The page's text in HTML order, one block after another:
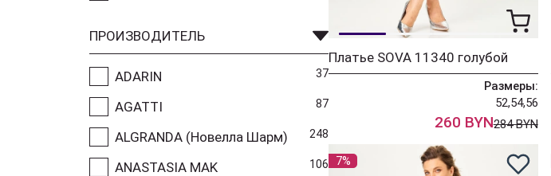
ПРОИЗВОДИТЕЛЬ
ADARIN 37
AGATTI 87
ALGRANDA (Новелла Шарм) 248
ANASTASIA MAK 106
Платье SOVA 11340 голубой
Размеры:
52,54,56
260 BYN284 BYN
7%